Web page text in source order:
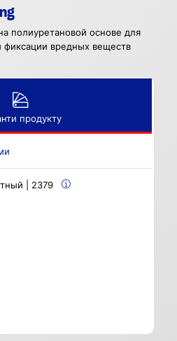
полиуретановой основе для
вредных веществ
продукту
| 2379